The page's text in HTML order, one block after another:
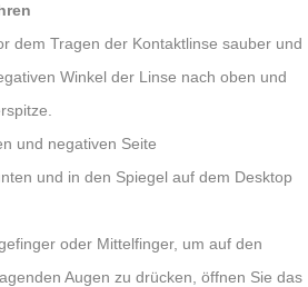
dem Tragen der Kontaktlinse sauber und
Winkel der Linse nach oben und
und negativen Seite
und in den Spiegel auf dem Desktop
oder Mittelfinger, um auf den
Augen zu drücken, öffnen Sie das